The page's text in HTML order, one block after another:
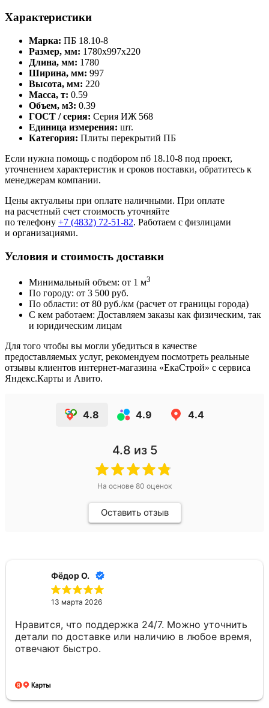
Характеристики
Марка: ПБ 18.10-8
Размер, мм: 1780x997x220
Длина, мм: 1780
Ширина, мм: 997
Высота, мм: 220
Масса, т: 0.59
Объем, м3: 0.39
ГОСТ / серия: Серия ИЖ 568
Единица измерения: шт.
Категория: Плиты перекрытий ПБ
Если нужна помощь с подбором пб 18.10-8 под проект,
уточнением характеристик и сроков поставки, обратитесь к
менеджерам компании.
Цены актуальны при оплате наличными. При оплате
на расчетный счет стоимость уточняйте
по телефону +7 (4832) 72-51-82. Работаем с физлицами
и организациями.
Условия и стоимость доставки
Минимальный объем: от 1 м3
По городу: от 3 500 руб.
По области: от 80 руб./км (расчет от границы города)
С кем работаем: Доставляем заказы как физическим, так
и юридическим лицам
Для того чтобы вы могли убедиться в качестве
предоставляемых услуг, рекомендуем посмотреть реальные
отзывы клиентов интернет-магазина «ЕкаСтрой» с сервиса
Яндекс.Карты и Авито.
4.8 4.9 4.4
4.8 из 5
На основе 80 оценок
Оставить отзыв
Фёдор О.
13 марта 2026
Нравится, что поддержка 24/7. Можно уточнить
детали по доставке или наличию в любое время,
отвечают быстро.